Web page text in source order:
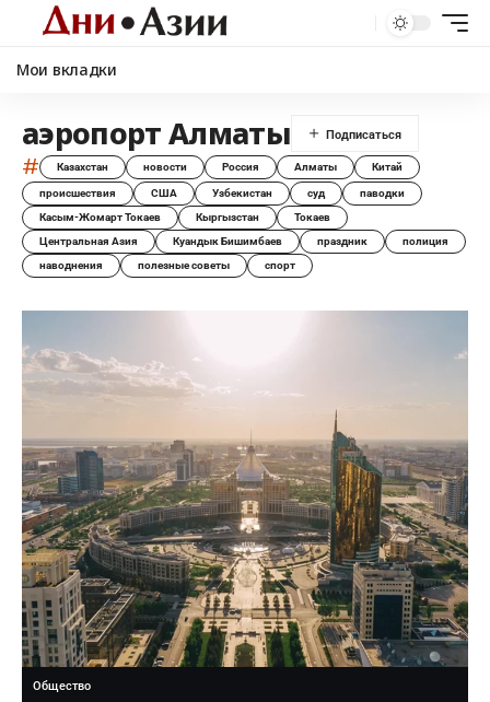
Мои вкладки
аэропорт Алматы
# Казахстан новости Россия Алматы Китай
происшествия США Узбекистан суд
паводки
Касым-Жомарт Токаев
Кыргызстан
Токаев
Центральная Азия
Куандык Бишимбаев праздник
полиция
наводнения
полезные советы спорт
Общество